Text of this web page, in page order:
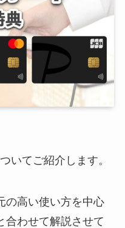
いてご紹介します。
の高い使い方を中心
合わせて解説させて